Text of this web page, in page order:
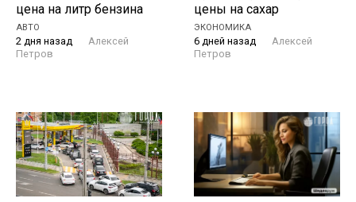
цена на литр бензина
АВТО
2 дня назад
Алексей
Петров
цены на сахар
ЭКОНОМИКА
6 дней назад
Алексей
Петров